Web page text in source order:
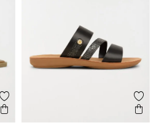
Ajouter aux favoris
Aperçu rapide